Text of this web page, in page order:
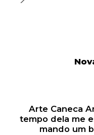
Arte Caneca
tempo dela me
mando um